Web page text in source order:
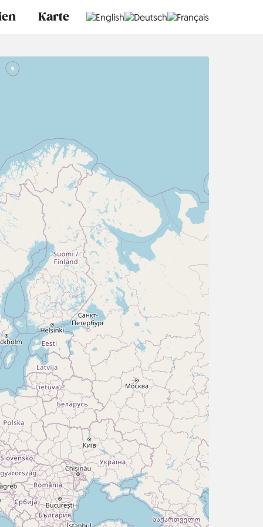
Karte